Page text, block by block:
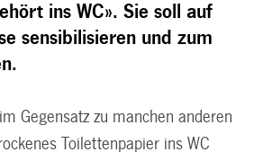
ins WC». Sie soll auf
sensibilisieren und zum
Gegensatz zu manchen anderen
Toilettenpapier ins WC